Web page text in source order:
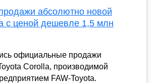
абсолютно новой
с ценой дешевле 1,5 млн
официальные продажи
Corolla, производимой
FAW-Toyota.